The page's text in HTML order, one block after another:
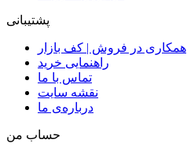
پشتیبانی
همکاری در فروش | کف بازار
راهنمایی خرید
تماس با ما
نقشه سایت
درباره‌ی ما
حساب من